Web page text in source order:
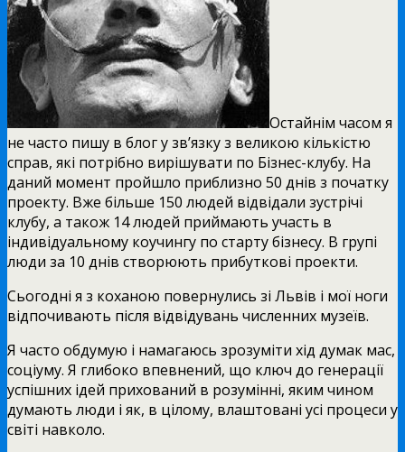
Остайнім часом я
не часто пишу в блог у зв’язку з великою кількістю
справ, які потрібно вирішувати по Бізнес-клубу. На
даний момент пройшло приблизно 50 днів з початку
проекту. Вже більше 150 людей відвідали зустрічі
клубу, а також 14 людей приймають участь в
індивідуальному коучингу по старту бізнесу. В групі
люди за 10 днів створюють прибуткові проекти.
Сьогодні я з коханою повернулись зі Львів і мої ноги
відпочивають після відвідувань численних музеїв.
Я часто обдумую і намагаюсь зрозуміти хід думак мас,
соціуму. Я глибоко впевнений, що ключ до генерації
успішних ідей прихований в розумінні, яким чином
думають люди і як, в цілому, влаштовані усі процеси у
світі навколо.